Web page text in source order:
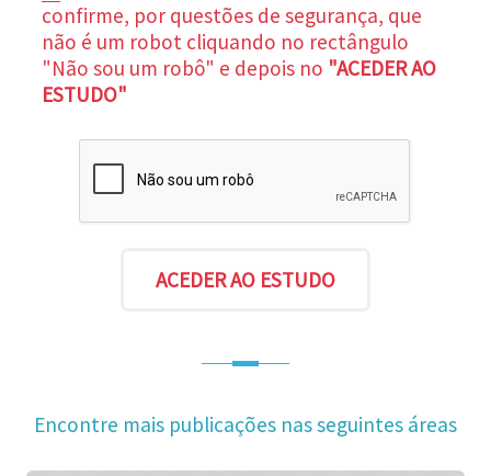
confirme, por questões de segurança, que
não é um robot cliquando no rectângulo
"Não sou um robô" e depois no "ACEDER AO
ESTUDO"
Encontre mais publicações nas seguintes áreas